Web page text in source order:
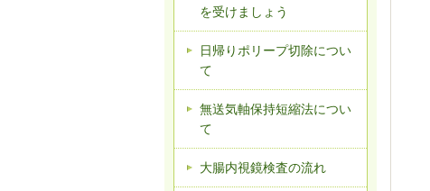
を受けましょう
日帰りポリープ切除につい
て
無送気軸保持短縮法につい
て
大腸内視鏡検査の流れ